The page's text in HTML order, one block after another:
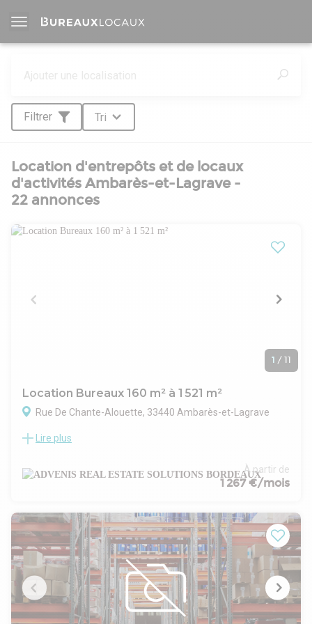
Filtrer Tri
Location d'entrepôts et de locaux
d'activités Ambarès-et-Lagrave -
22 annonces
1 / 11
Location Bureaux 160 m² à 1 521 m²
Rue De Chante-Alouette, 33440 Ambarès-et-Lagrave
Advenis Bordeaux vous propose à Ambares-et-Lagrave,
l'autoroute A10:
un ensemble immobilier récent d'une surface totale de
livraisons et l'accueil de la clientèle ainsi qu'un vaste parking.
L'ensemble se compose de 2 bâtiments : le premier en
façade comprend 3 lots, chacun à usage de showroom avec
beau linéaire vitré et disposant d'une mezzanine avec
plancher béton ainsi qu'un porte sectionnelle sur l'arrière, les
lots peuvent être réunis ;
le second à l'arrière en 3 lots et à usage d'entrepôt, chacun
avec une porte sectionnelle et une belle hauteur sous
Lire plus
À partir de
1 267 €/mois